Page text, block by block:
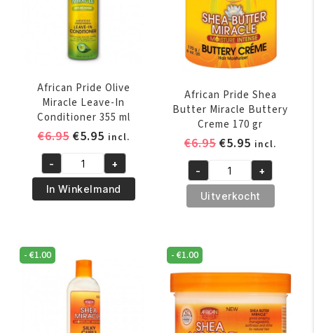
African Pride Olive
Miracle Leave-In
Conditioner 355 ml
€6.95 Oorspronkelijke
was:
€6.95.
€5.95Huidige
prijs
is:
€5.95.
incl.
African
Pride
Olive
In
Conditioner
aantal
- +
In Winkelmand
African Pride Shea
Butter Miracle Buttery
Creme 170 gr
€6.95
was:
€6.95.
€5.95 Huidige
prijs
is:
€5.95.
incl.
African
Pride
Shea
Miracle
Buttery
Creme
170
gr
aantal
- +
Uitverkocht
-€1.00 -€1.00